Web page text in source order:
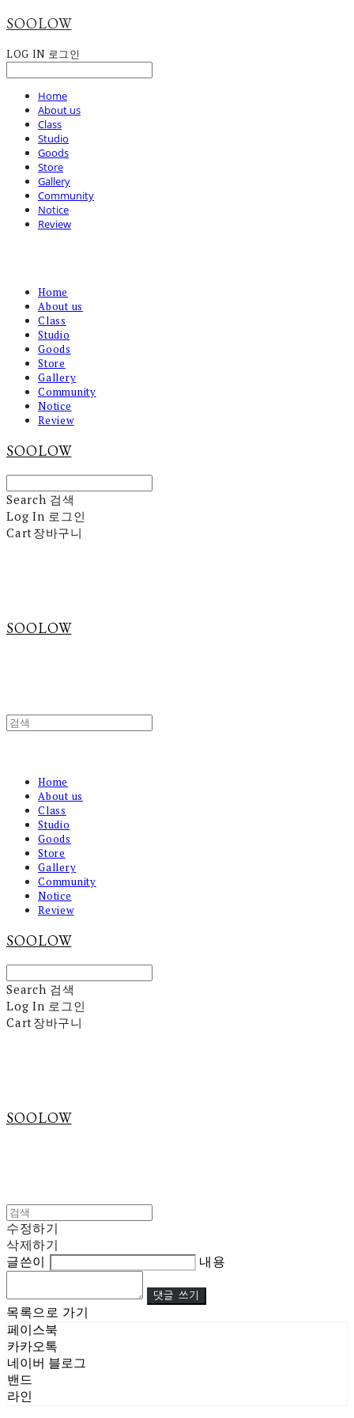
SOOLOW
LOG IN 로그인
Home
About us
Class
Studio
Goods
Store
Gallery
Community
Notice
Review
Home
About us
Class
Studio
Goods
Store
Gallery
Community
Notice
Review
SOOLOW
Search 검색
Log In 로그인
Cart장바구니
SOOLOW
Home
About us
Class
Studio
Goods
Store
Gallery
Community
Notice
Review
SOOLOW
Search 검색
Log In 로그인
Cart장바구니
SOOLOW
수정하기
삭제하기
글쓴이
내용
댓글 쓰기
목록으로 가기
페이스북
카카오톡
네이버 블로그
밴드
라인